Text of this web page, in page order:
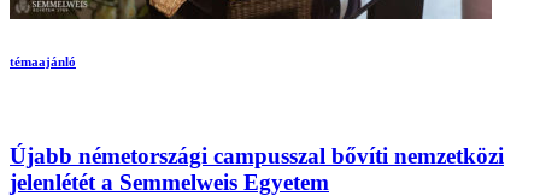
témaajánló
Újabb németországi campusszal bővíti nemzetközi
jelenlétét a Semmelweis Egyetem